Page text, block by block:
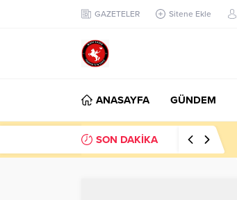
GAZETELER Sitene Ekle
ANASAYFA GÜNDEM
SON DAKİKA